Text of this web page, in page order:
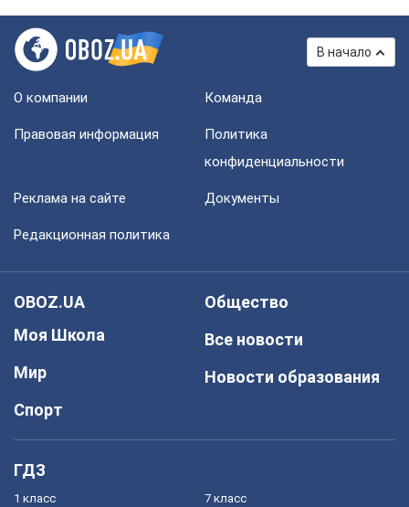
В начало
О компании Команда
Правовая информация
Политика
конфиденциальности
Реклама на сайте Документы
Редакционная политика
OBOZ.UA
Моя Школа
Мир
Спорт
Общество
Все новости
Новости образования
ГДЗ
1 класс 7 класс